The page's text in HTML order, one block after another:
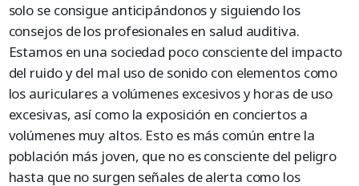
solo se consigue anticipándonos y siguiendo los
consejos de los profesionales en salud auditiva.
Estamos en una sociedad poco consciente del impacto
del ruido y del mal uso de sonido con elementos como
los auriculares a volúmenes excesivos y horas de uso
excesivas, así como la exposición en conciertos a
volúmenes muy altos. Esto es más común entre la
población más joven, que no es consciente del peligro
hasta que no surgen señales de alerta como los